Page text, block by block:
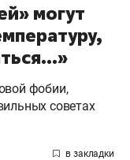
могут
фобии,
советах